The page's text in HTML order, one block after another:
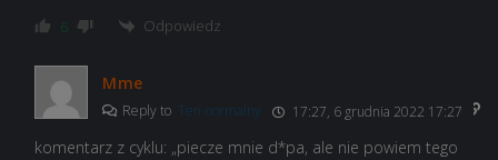
6 Odpowiedz
Mme
Reply to Ten normalny 17:27, 6 grudnia 2022 17:27
komentarz z cyklu: „piecze mnie d*pa, ale nie powiem tego